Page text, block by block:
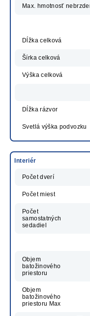
Max. hmotnosť
Dĺžka celková
Šírka celková
Výška celková
Dĺžka rázvor
Svetlá výška podvozku
Interiér
Počet dverí
Počet miest
Počet
samostatných
sedadiel
Objem
batožinového
priestoru
Objem
batožinového
priestoru Max